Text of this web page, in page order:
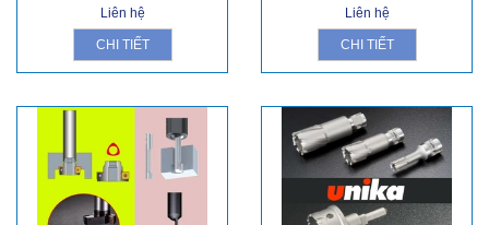
Liên hệ
CHI TIẾT
Liên hệ
CHI TIẾT